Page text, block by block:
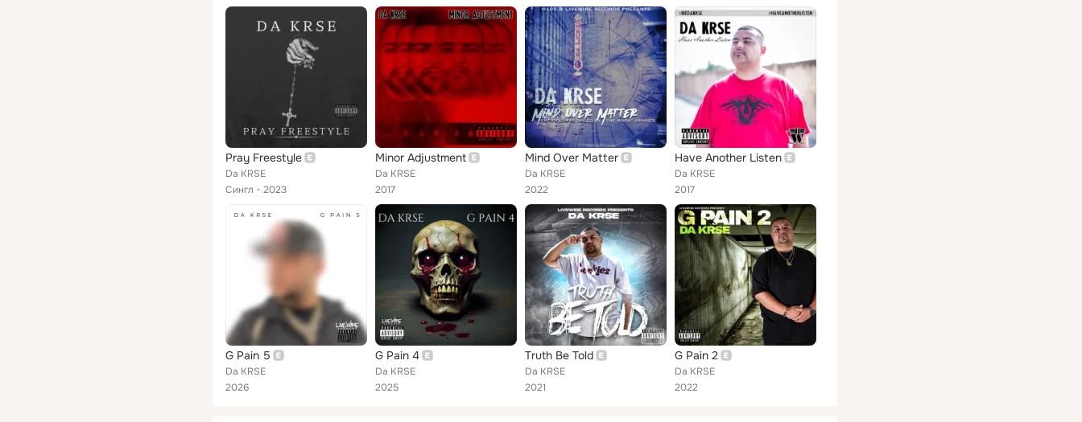
Pray Freestyle
Da KRSE
Сингл
2023
Minor Adjustment
Da KRSE
2017
Mind Over Matter
Da KRSE
2022
Have Another Listen
Da KRSE
2017
G Pain 5
Da KRSE
2026
G Pain 4
Da KRSE
2025
Truth Be Told
Da KRSE
2021
G Pain 2
Da KRSE
2022